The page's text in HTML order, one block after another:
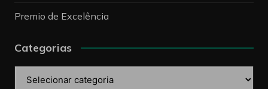
Premio de Excelência
Categorias